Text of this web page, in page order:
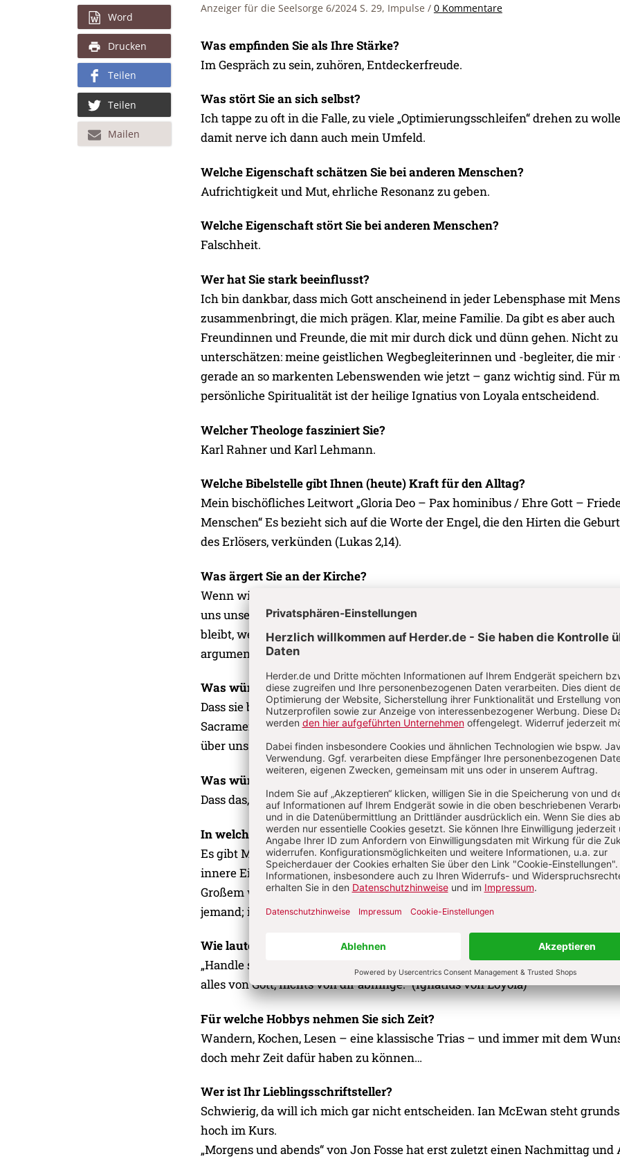
Anzeiger für die Seelsorge 6/2024 S. 29, Impulse / 0 Kommentare
Was empfinden Sie als Ihre Stärke?
Im Gespräch zu sein, zuhören, Entdeckerfreude.
Was stört Sie an sich selbst?
Ich tappe zu oft in die Falle, zu viele „Optimierungsschleifen“ drehen zu
damit nerve ich dann auch mein Umfeld.
Welche Eigenschaft schätzen Sie bei anderen Menschen?
Aufrichtigkeit und Mut, ehrliche Resonanz zu geben.
Welche Eigenschaft stört Sie bei anderen Menschen?
Falschheit.
Wer hat Sie stark beeinflusst?
Ich bin dankbar, dass mich Gott anscheinend in jeder Lebensphase mit
zusammenbringt, die mich prägen. Klar, meine Familie. Da gibt es aber auch
Freundinnen und Freunde, die mit mir durch dick und dünn gehen. Nicht zu
unterschätzen: meine geistlichen Wegbegleiterinnen und -begleiter, die mir
gerade an so markenten Lebenswenden wie jetzt – ganz wichtig sind. Für
persönliche Spiritualität ist der heilige Ignatius von Loyala entscheidend.
Welcher Theologe fasziniert Sie?
Karl Rahner und Karl Lehmann.
Welche Bibelstelle gibt Ihnen (heute) Kraft für den Alltag?
Mein bischöfliches Leitwort „Gloria Deo – Pax hominibus / Ehre Gott –
Menschen“ Es bezieht sich auf die Worte der Engel, die den Hirten die
des Erlösers, verkünden (Lukas 2,14).
Was ärgert Sie an der Kirche?
Wenn wir das Gemeinsame, das uns zusammenhält, aus dem Blick verlieren,
uns unsere Eigeninteressen zu sehr treiben. Wenn das Geistliche auf der
bleibt, weil das Strukturelle zu dominant ist. Wenn wir zu sehr in „entweder-
argumentieren statt das klassische katholische „et-et“ – „sowohl als auch“ zu
Was wünschen Sie der Kirche?
Dass sie besser versteht, was es heißt „nur Werkzeug und Zeichen“ – also
Sacramentum – zu sein, um das wirken zu können, wozu sie da ist: den
über uns offen zu halten.
Was wünschen Sie sich von der Kirche?
Dass das, was mich ärgert – siehe oben –, besser wird.
In welchen Momenten empfinden Sie tiefes Glück?
Es gibt Momente – nicht ständig, aber immer wieder –, da fühle ich eine tiefe
innere Einheit: draußen in der Natur, wenn ich mich wirklich als Teil von
Großem wie die Schöpfung erlebe; aber auch innige Momente der
jemand; immer wieder auch, wenn ich im Gebet zu mir selbst finde.
Wie lautet Ihr Lebensmotto?
„Handle so, als ob alles von dir, nichts von Gott abhinge. Vertraue so auf Gott,
alles von Gott, nichts von dir abhinge.“ (Ignatius von Loyola)
Für welche Hobbys nehmen Sie sich Zeit?
Wandern, Kochen, Lesen – eine klassische Trias – und immer mit dem
doch mehr Zeit dafür haben zu können…
Wer ist Ihr Lieblingsschriftsteller?
Schwierig, da will ich mich gar nicht entscheiden. Ian McEwan steht
hoch im Kurs.
„Morgens und abends“ von Jon Fosse hat erst zuletzt einen Nachmittag und
Word
Drucken
Teilen
Teilen
Mailen